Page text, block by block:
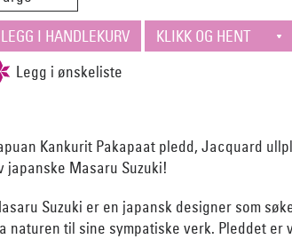
Kankurit Pakapaat pledd, Jacquard
japanske Masaru Suzuki!
Suzuki er en japansk designer som
naturen til sine sympatiske verk. Pleddet er